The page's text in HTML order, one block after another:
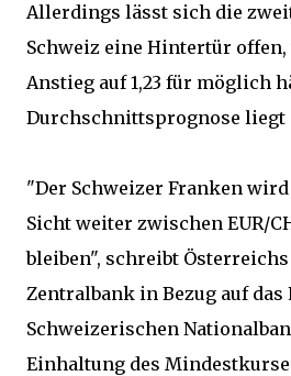
Allerdings lässt sich die
Schweiz eine Hintertür
Anstieg auf 1,23 für möglich
Durchschnittsprognose liegt
"Der Schweizer Franken
Sicht weiter zwischen EUR/
bleiben", schreibt
Zentralbank in Bezug auf das
Schweizerischen
Einhaltung des